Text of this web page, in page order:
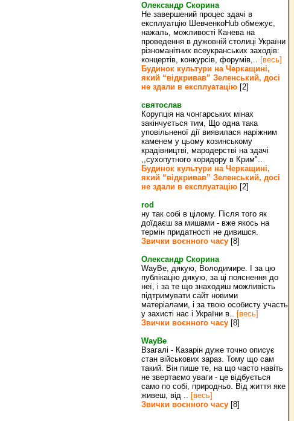
Олександр Скорина
Не завершений процес здачі в
експлуатцію ШевченкоHub обмежує,
нажаль, можливості Канева на
проведення в дужовній столиці України
різноманітних всеукранських заходів:
концертів, конкурсів, форумів,.. [весь]
Будинок культури на Черкащині,
який “відкривав” Зеленський, досі
не здали в експлуатацію [2]
святослав
Корупція на чонгарських мінах
закінчується тим, Що одна така
уповільненої дії виявилася наріжним
каменем у цьому козинському
крадівництві, мародерстві на здачі
,,сухопутного коридору в Крим"..
Будинок культури на Черкащині,
який “відкривав” Зеленський, досі
не здали в експлуатацію [2]
rod
ну так собі в цілому. Після того як
доїдаєш за мишами - вже якось на
термін придатності не дивишся.
Звички воєнного часу [8]
Олександр Скорина
WayBe, дякую, Володимире. І за цю
публікацію дякую, за ці пояснення до
неї, і за те що знаходиш можливість
підтримувати сайт новими
матеріалами, і за твою особисту участь
у захисті нас і України в.. [весь]
Звички воєнного часу [8]
WayBe
Взагалі - Казарін дуже точно описує
стан військових зараз. Тому що сам
такий. Він пише те, на що часто навіть
не звертаємо уваги - це відбується
само по собі, природньо. Від життя яке
живеш, від .. [весь]
Звички воєнного часу [8]